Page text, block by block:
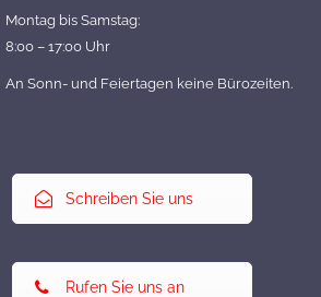
Montag bis Samstag:
8:00 – 17:00 Uhr
An Sonn- und Feiertagen keine Bürozeiten.
Schreiben Sie uns
Rufen Sie uns an